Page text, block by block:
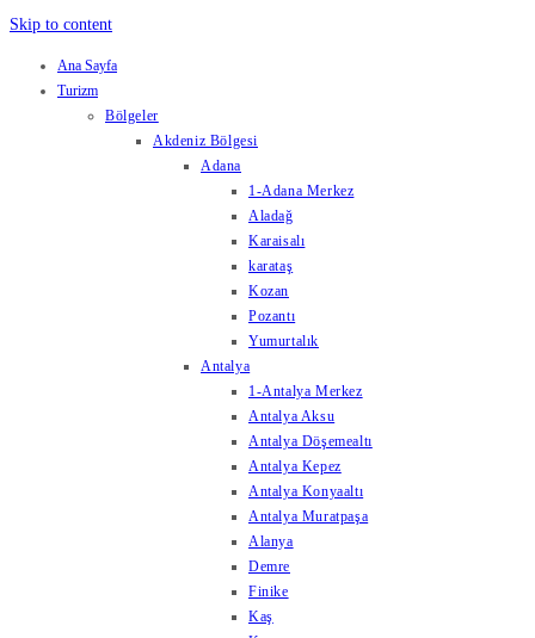
Skip to content
Ana Sayfa
Turizm
Bölgeler
Akdeniz Bölgesi
Adana
1-Adana Merkez
Aladağ
Karaisalı
karataş
Kozan
Pozantı
Yumurtalık
Antalya
1-Antalya Merkez
Antalya Aksu
Antalya Döşemealtı
Antalya Kepez
Antalya Konyaaltı
Antalya Muratpaşa
Alanya
Demre
Finike
Kaş